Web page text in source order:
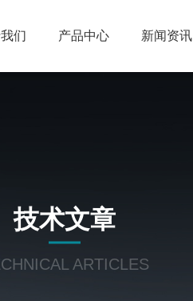
们 产品中心 新闻资讯
技术文章
ARTICLES